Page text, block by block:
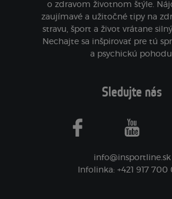
o zdravom životnom štýle.
zaujímavé a užitočné tipy na
stravu, šport a život vrátane
Nechajte sa inšpirovať pre tú
a psychickú
Sledujte nás
facebook youtube
info@insportline.sk
Infolinka: +421 917 700